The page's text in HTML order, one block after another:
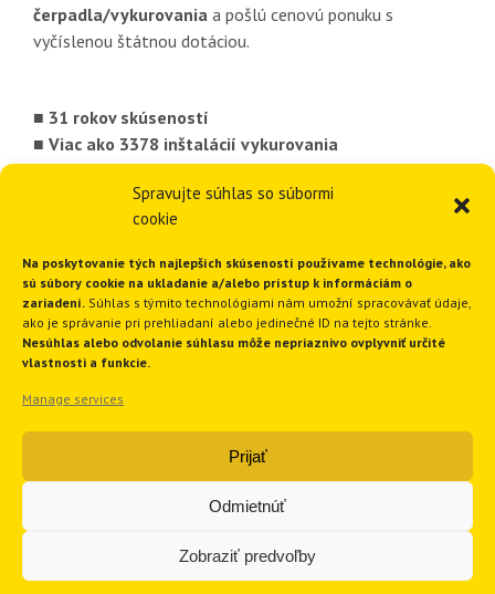
Spravujte súhlas so súbormi
cookie
Na poskytovanie tých najlepších skúseností používame technológie, ako
sú súbory cookie na ukladanie a/alebo prístup k informáciám o
zariadení. Súhlas s týmito technológiami nám umožní spracovávať údaje,
ako je správanie pri prehliadaní alebo jedinečné ID na tejto stránke.
Nesúhlas alebo odvolanie súhlasu môže nepriaznivo ovplyvniť určité
vlastnosti a funkcie.
Manage services
Prijať
Odmietnúť
Zobraziť predvoľby
čerpadla/vykurovania a pošlú cenovú ponuku s
vyčíslenou štátnou dotáciou.
■ 31 rokov skúseností
■ Viac ako 3378 inštalácií vykurovania
■ 1820 inštalácií tepelných čerpadiel
■ Ponúkame komplexné riešenia
■ Funkčné a spoľahlivé riešenia
GEOTHERM Slovakia s.r.o.
917 01 Trnava
Slovenská republika
E-mail: geotherm@geotherm.sk